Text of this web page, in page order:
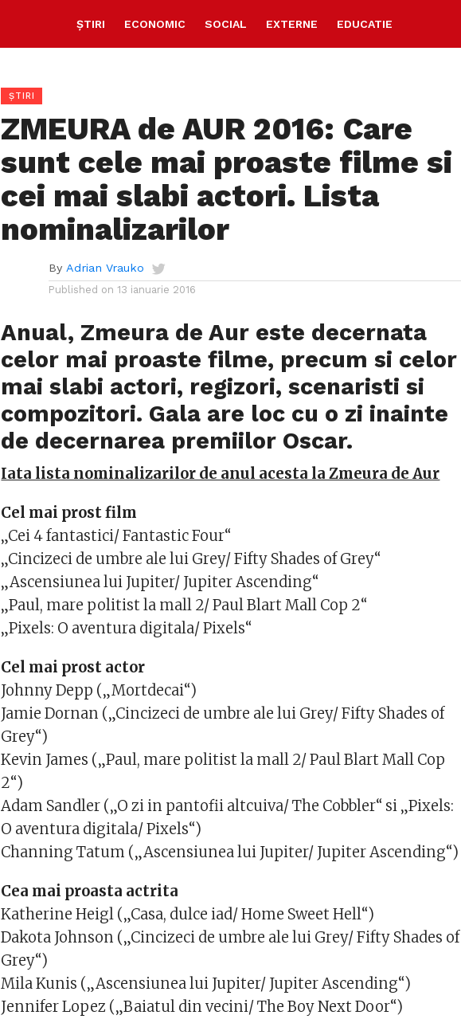
ȘTIRI ECONOMIC SOCIAL EXTERNE EDUCATIE
ȘTIRI
ZMEURA de AUR 2016: Care
sunt cele mai proaste filme si
cei mai slabi actori. Lista
nominalizarilor
By Adrian Vrauko
Published on 13 ianuarie 2016
Anual, Zmeura de Aur este decernata
celor mai proaste filme, precum si celor
mai slabi actori, regizori, scenaristi si
compozitori. Gala are loc cu o zi inainte
de decernarea premiilor Oscar.
Iata lista nominalizarilor de anul acesta la Zmeura de Aur
Cel mai prost film
„Cei 4 fantastici/ Fantastic Four“
„Cincizeci de umbre ale lui Grey/ Fifty Shades of Grey“
„Ascensiunea lui Jupiter/ Jupiter Ascending“
„Paul, mare politist la mall 2/ Paul Blart Mall Cop 2“
„Pixels: O aventura digitala/ Pixels“
Cel mai prost actor
Johnny Depp („Mortdecai“)
Jamie Dornan („Cincizeci de umbre ale lui Grey/ Fifty Shades of
Grey“)
Kevin James („Paul, mare politist la mall 2/ Paul Blart Mall Cop
2“)
Adam Sandler („O zi in pantofii altcuiva/ The Cobbler“ si „Pixels:
O aventura digitala/ Pixels“)
Channing Tatum („Ascensiunea lui Jupiter/ Jupiter Ascending“)
Cea mai proasta actrita
Katherine Heigl („Casa, dulce iad/ Home Sweet Hell“)
Dakota Johnson („Cincizeci de umbre ale lui Grey/ Fifty Shades of
Grey“)
Mila Kunis („Ascensiunea lui Jupiter/ Jupiter Ascending“)
Jennifer Lopez („Baiatul din vecini/ The Boy Next Door“)